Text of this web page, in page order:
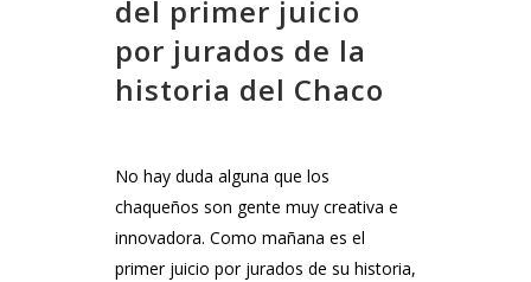
del primer juicio
por jurados de la
historia del Chaco
No hay duda alguna que los
chaqueños son gente muy creativa e
innovadora. Como mañana es el
primer juicio por jurados de su historia,